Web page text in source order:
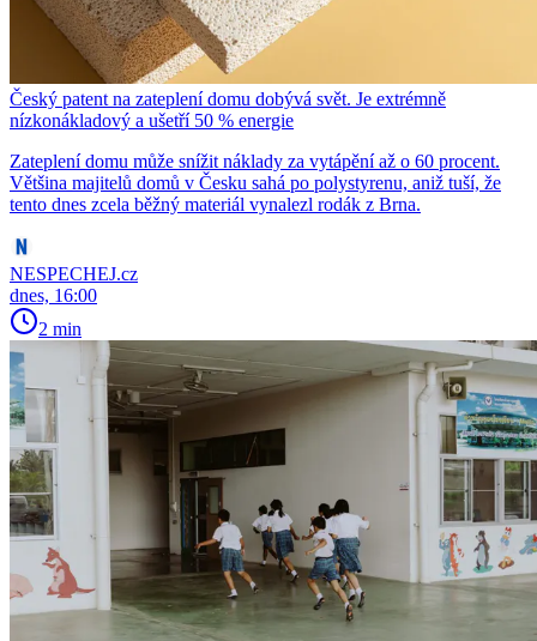
Český patent na zateplení domu dobývá svět. Je extrémně
nízkonákladový a ušetří 50 % energie
Zateplení domu může snížit náklady za vytápění až o 60 procent.
Většina majitelů domů v Česku sahá po polystyrenu, aniž tuší, že
tento dnes zcela běžný materiál vynalezl rodák z Brna.
NESPECHEJ.cz
dnes, 16:00
2 min